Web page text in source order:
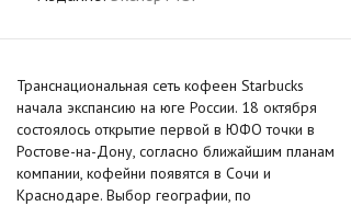
Транснациональная сеть кофеен Starbucks
начала экспансию на юге России. 18 октября
состоялось открытие первой в ЮФО точки в
Ростове-на-Дону, согласно ближайшим планам
компании, кофейни появятся в Сочи и
Краснодаре. Выбор географии, по